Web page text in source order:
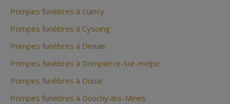
Pompes funèbres à Cuincy
Pompes funèbres à Cysoing
Pompes funèbres à Denain
Pompes funèbres à Dompierre-sur-Helpe
Pompes funèbres à Douai
Pompes funèbres à Douchy-les-Mines